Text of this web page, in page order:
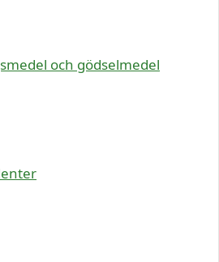
och gödselmedel